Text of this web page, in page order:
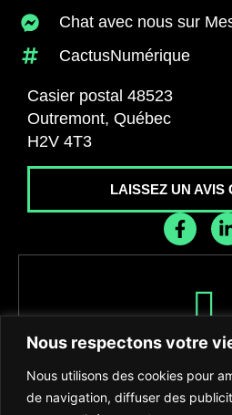
Nous respectons votre
Nous utilisons des cookies pour
de navigation, diffuser des
Chat avec nous sur
CactusNumérique
Casier postal 48523
Outremont, Québec
H2V 4T3
LAISSEZ UN AVIS
Recevez les